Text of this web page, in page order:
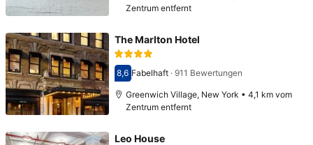
Zentrum entfernt
The Marlton Hotel
Bewertet mit 8,6
8,6 Fabelhaft· 911 Bewertungen
Greenwich Village, New York • 4,1 km vom
Zentrum entfernt
Leo House